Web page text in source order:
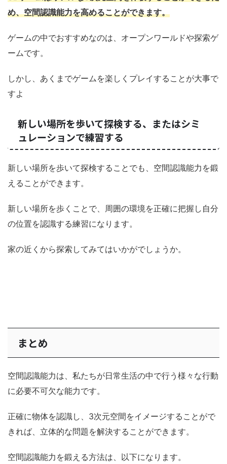
め、空間認識能力を高めることができます。
ゲームの中でおすすめなのは、オープンワールドや探索ゲ
ームです。
しかし、あくまでゲームを楽しくプレイすることが大事で
すよ
新しい場所を歩いて探検する、またはシミ
ュレーションで練習する
新しい場所を歩いて探検することでも、空間認識能力を鍛
えることができます。
新しい場所を歩くことで、周囲の環境を正確に把握し自分
の位置を認識する練習になります。
家の近くから探索してみてはいかがでしょうか。
まとめ
空間認識能力は、私たちが日常生活の中で行う様々な行動
に必要不可欠な能力です。
正確に物体を認識し、3次元空間をイメージすることがで
きれば、立体的な問題を解決することができます。
空間認識能力を鍛える方法は、以下になります。